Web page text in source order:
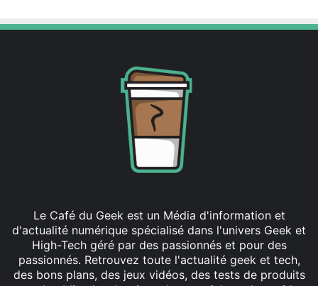
Le Café du Geek est un Média d'information et
d'actualité numérique spécialisé dans l'univers Geek et
High-Tech géré par des passionnés et pour des
passionnés. Retrouvez toute l'actualité geek et tech,
des bons plans, des jeux vidéos, des tests de produits